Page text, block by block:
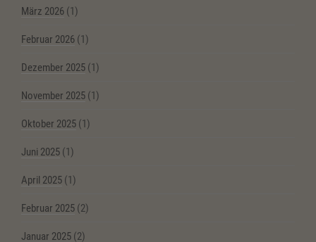
März 2026 (1)
Februar 2026 (1)
Dezember 2025 (1)
November 2025 (1)
Oktober 2025 (1)
Juni 2025 (1)
April 2025 (1)
Februar 2025 (2)
Januar 2025 (2)